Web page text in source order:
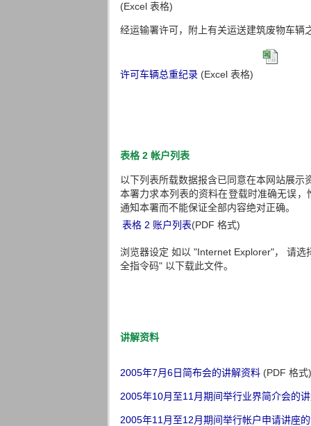
(Excel 表格)
经运输署许可，附上有关运送建筑废物车辆
许可车辆总重纪录 (Excel 表格)
表格 2 帐户列表
以下列表所载数据报含已同意在本网站展示
本署力求本列表的资料在登载时准确无误
通知本署而不能保证全部内容绝对正确。
表格 2 账户列表(PDF 格式)
浏览器设定 如以 "Internet Explorer"， 请
全指令码" 以下载此文件。
讲解资料
2005年7月6日简布会的讲解资料 (PDF 格式)
2005年10月至11月期间举行业界简介会的
2005年11月至12月期间举行帐户申请讲座